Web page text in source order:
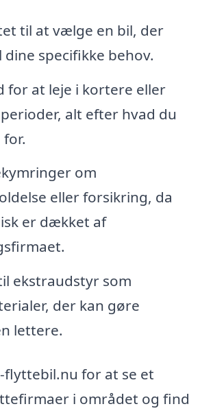
til at vælge en bil, der
dine specifikke behov.
for at leje i kortere eller
alt efter hvad du
om
eller forsikring, da
er dækket af
ekstraudstyr som
der kan gøre
lettere.
flyttebil.nu for at se et
i området og find